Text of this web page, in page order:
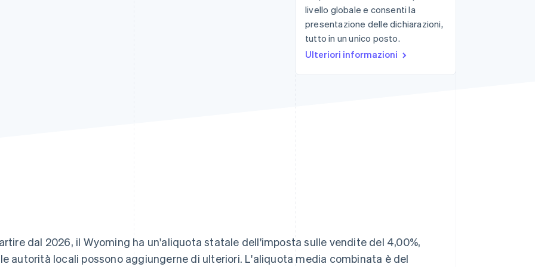
Stripe Sessions 2026
Scopri come Stripe sta
costruendo
l'infrastruttura
livello globale e consenti la
presentazione delle dichiarazioni,
tutto in un unico posto.
Ulteriori informazioni
dal 2026, il Wyoming ha un'aliquota statale dell'imposta sulle vendite del 4,00%,
autorità locali possono aggiungerne di ulteriori. L'aliquota media combinata è del